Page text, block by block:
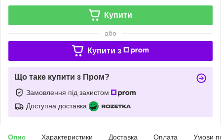
Купити
або
Купити з
Що таке купити з Пром?
Замовлення під захистом
Доступна доставка
Опис Характеристики Доставка Оплата Умови